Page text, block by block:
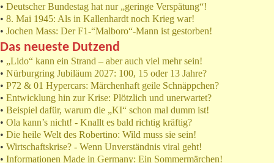
• Deutscher Bundestag hat nur „geringe Verspätung“!
• 8. Mai 1945: Als in Kallenhardt noch Krieg war!
• Jochen Mass: Der F1-“Malboro“-Mann ist gestorben!
Das neueste Dutzend
• „Lido“ kann ein Strand – aber auch viel mehr sein!
• Nürburgring Jubiläum 2027: 100, 15 oder 13 Jahre?
• P72 & 01 Hypercars: Märchenhaft geile Schnäppchen?
• Entwicklung hin zur Krise: Plötzlich und unerwartet?
• Beispiel dafür, warum die „KI“ schon mal dumm ist!
• Ola kann’s nicht! - Knallt es bald richtig kräftig?
• Die heile Welt des Robertino: Wild muss sie sein!
• Wirtschaftskrise? - Wenn Unverständnis viral geht!
• Informationen Made in Germany: Ein Sommermärchen!